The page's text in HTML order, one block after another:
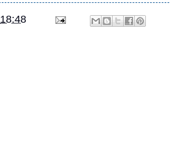
18:48